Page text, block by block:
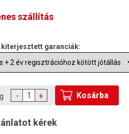
szállítás
garanciák:
- + Kosárba
kérek